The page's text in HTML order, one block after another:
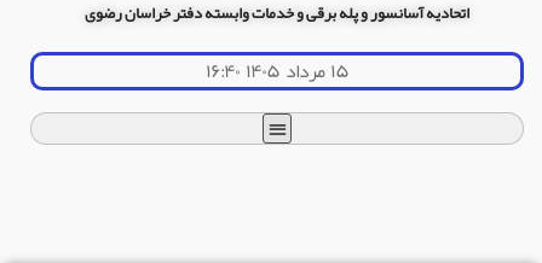
اتحادیه آسانسور و پله برقی و خدمات وابسته دفتر خراسان رضوی
۱۵ مرداد ۱۴۰۵ ۱۶:۴۰